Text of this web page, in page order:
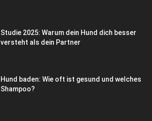
Studie 2025: Warum dein Hund dich besser
versteht als dein Partner
Hund baden: Wie oft ist gesund und welches
Shampoo?